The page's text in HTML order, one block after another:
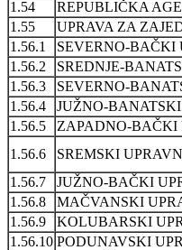
1.54
REPUBLIČKA
1.55
UPRAVA ZA
1.56.1
SEVERNO-BAČKI
1.56.2
SREDNJE-
1.56.3
SEVERNO-
1.56.4
JUŽNO-
1.56.5
ZAPADNO-BAČKI
1.56.6
SREMSKI
1.56.7
JUŽNO-BAČKI
1.56.8
MAČVANSKI
1.56.9
KOLUBARSKI
1.56.10 PODUNAVSKI